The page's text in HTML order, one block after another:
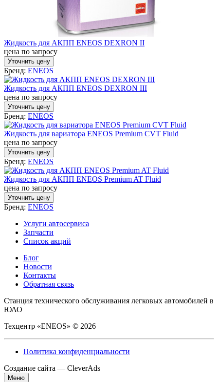
Жидкость для АКПП ENEOS DEXRON II
цена по запросу
Уточнить цену
Бренд: ENEOS
Жидкость для АКПП ENEOS DEXRON III
цена по запросу
Уточнить цену
Бренд: ENEOS
Жидкость для вариатора ENEOS Premium CVT Fluid
цена по запросу
Уточнить цену
Бренд: ENEOS
Жидкость для АКПП ENEOS Premium AT Fluid
цена по запросу
Уточнить цену
Бренд: ENEOS
Услуги автосервиса
Запчасти
Список акций
Блог
Новости
Контакты
Обратная связь
Станция технического обслуживания легковых автомобилей в
ЮАО
Техцентр «ENEOS» © 2026
Политика конфиденциальности
Создание сайта — CleverAds
Меню